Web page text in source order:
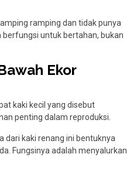
ramping dan tidak punya
untuk bertahan, bukan
Ekor
kaki kecil yang disebut
penting dalam reproduksi.
dari kaki renang ini bentuknya
Fungsinya adalah menyalurkan